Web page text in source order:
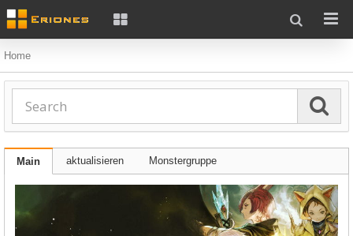
Home
Main aktualisieren Monstergruppe